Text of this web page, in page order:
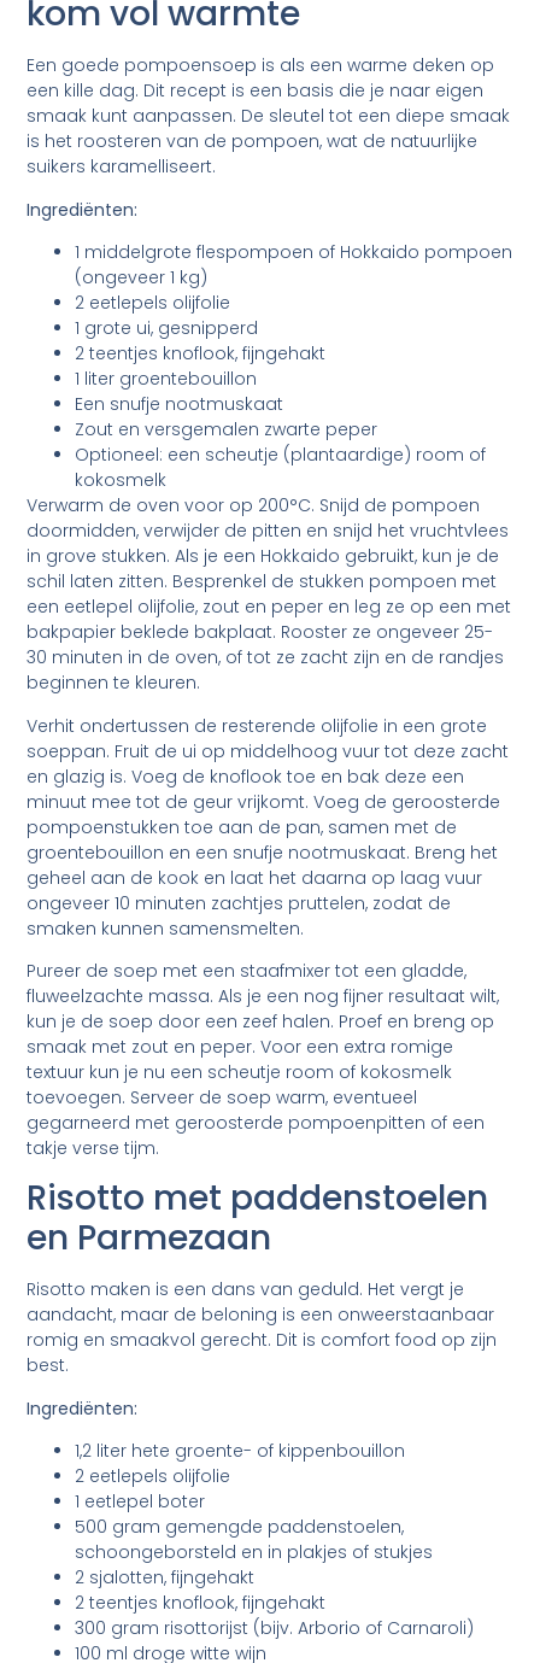
kom vol warmte
Een goede pompoensoep is als een warme deken op
een kille dag. Dit recept is een basis die je naar eigen
smaak kunt aanpassen. De sleutel tot een diepe smaak
is het roosteren van de pompoen, wat de natuurlijke
suikers karamelliseert.
Ingrediënten:
1 middelgrote flespompoen of Hokkaido pompoen
(ongeveer 1 kg)
2 eetlepels olijfolie
1 grote ui, gesnipperd
2 teentjes knoflook, fijngehakt
1 liter groentebouillon
Een snufje nootmuskaat
Zout en versgemalen zwarte peper
Optioneel: een scheutje (plantaardige) room of
kokosmelk
Verwarm de oven voor op 200°C. Snijd de pompoen
doormidden, verwijder de pitten en snijd het vruchtvlees
in grove stukken. Als je een Hokkaido gebruikt, kun je de
schil laten zitten. Besprenkel de stukken pompoen met
een eetlepel olijfolie, zout en peper en leg ze op een met
bakpapier beklede bakplaat. Rooster ze ongeveer 25-
30 minuten in de oven, of tot ze zacht zijn en de randjes
beginnen te kleuren.
Verhit ondertussen de resterende olijfolie in een grote
soeppan. Fruit de ui op middelhoog vuur tot deze zacht
en glazig is. Voeg de knoflook toe en bak deze een
minuut mee tot de geur vrijkomt. Voeg de geroosterde
pompoenstukken toe aan de pan, samen met de
groentebouillon en een snufje nootmuskaat. Breng het
geheel aan de kook en laat het daarna op laag vuur
ongeveer 10 minuten zachtjes pruttelen, zodat de
smaken kunnen samensmelten.
Pureer de soep met een staafmixer tot een gladde,
fluweelzachte massa. Als je een nog fijner resultaat wilt,
kun je de soep door een zeef halen. Proef en breng op
smaak met zout en peper. Voor een extra romige
textuur kun je nu een scheutje room of kokosmelk
toevoegen. Serveer de soep warm, eventueel
gegarneerd met geroosterde pompoenpitten of een
takje verse tijm.
Risotto met paddenstoelen
en Parmezaan
Risotto maken is een dans van geduld. Het vergt je
aandacht, maar de beloning is een onweerstaanbaar
romig en smaakvol gerecht. Dit is comfort food op zijn
best.
Ingrediënten:
1,2 liter hete groente- of kippenbouillon
2 eetlepels olijfolie
1 eetlepel boter
500 gram gemengde paddenstoelen,
schoongeborsteld en in plakjes of stukjes
2 sjalotten, fijngehakt
2 teentjes knoflook, fijngehakt
300 gram risottorijst (bijv. Arborio of Carnaroli)
100 ml droge witte wijn